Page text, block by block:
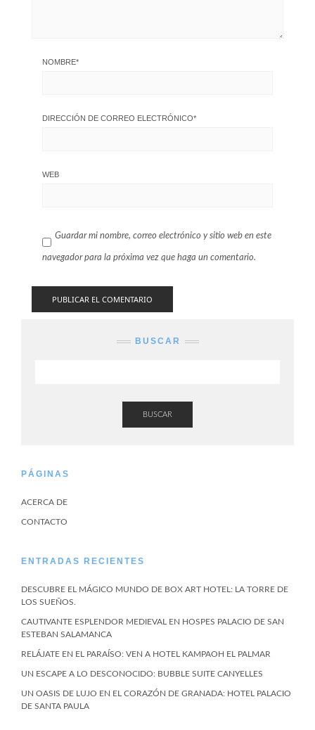
NOMBRE*
DIRECCIÓN DE CORREO ELECTRÓNICO*
WEB
Guardar mi nombre, correo electrónico y sitio web en este
navegador para la próxima vez que haga un comentario.
BUSCAR
BUSCAR
PÁGINAS
ACERCA DE
CONTACTO
ENTRADAS RECIENTES
DESCUBRE EL MÁGICO MUNDO DE BOX ART HOTEL: LA TORRE DE
LOS SUEÑOS.
CAUTIVANTE ESPLENDOR MEDIEVAL EN HOSPES PALACIO DE SAN
ESTEBAN SALAMANCA
RELÁJATE EN EL PARAÍSO: VEN A HOTEL KAMPAOH EL PALMAR
UN ESCAPE A LO DESCONOCIDO: BUBBLE SUITE CANYELLES
UN OASIS DE LUJO EN EL CORAZÓN DE GRANADA: HOTEL PALACIO
DE SANTA PAULA